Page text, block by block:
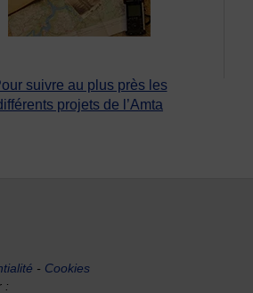
suivre au plus près les
projets de l’Amta
- Cookies
: